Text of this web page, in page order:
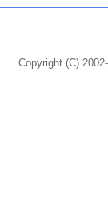
Copyright (C)